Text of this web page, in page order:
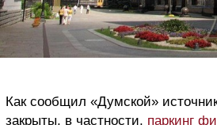
Как сообщил «Думской»
закрыты, в частности, паркинг